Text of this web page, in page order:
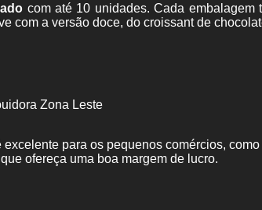
com até 10 unidades. Cada embalagem
com a versão doce, do croissant de
Zona Leste
para os pequenos comércios,
ofereça uma boa margem de lucro.